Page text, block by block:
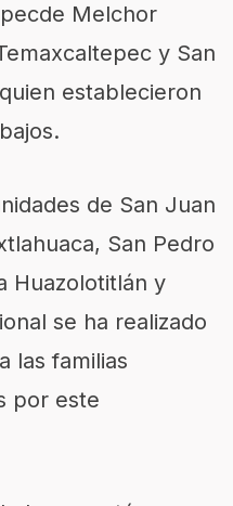
Melchor
y San
establecieron
de San Juan
San Pedro
Huazolotitlán y
se ha realizado
las familias
por este